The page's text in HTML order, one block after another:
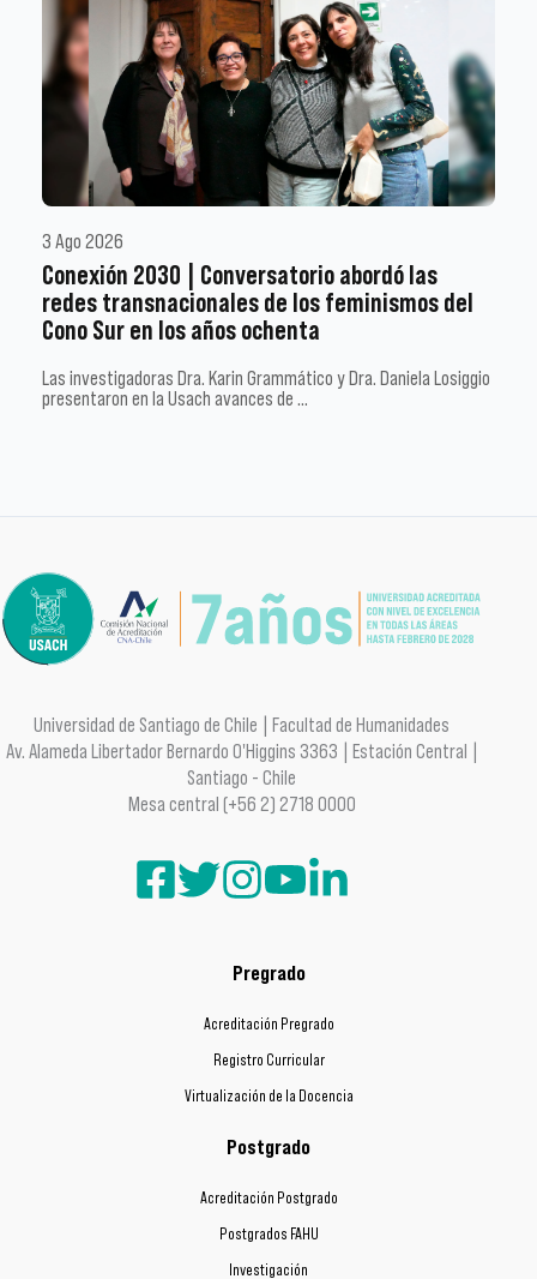
3 Ago 2026
Conexión 2030 | Conversatorio abordó las
redes transnacionales de los feminismos del
Cono Sur en los años ochenta
Las investigadoras Dra. Karin Grammático y Dra. Daniela Losiggio
presentaron en la Usach avances de …
Universidad de Santiago de Chile | Facultad de Humanidades
Av. Alameda Libertador Bernardo O'Higgins 3363 | Estación Central |
Santiago - Chile
Mesa central (+56 2) 2718 0000
Pregrado
Acreditación Pregrado
Registro Curricular
Virtualización de la Docencia
Postgrado
Acreditación Postgrado
Postgrados FAHU
Investigación